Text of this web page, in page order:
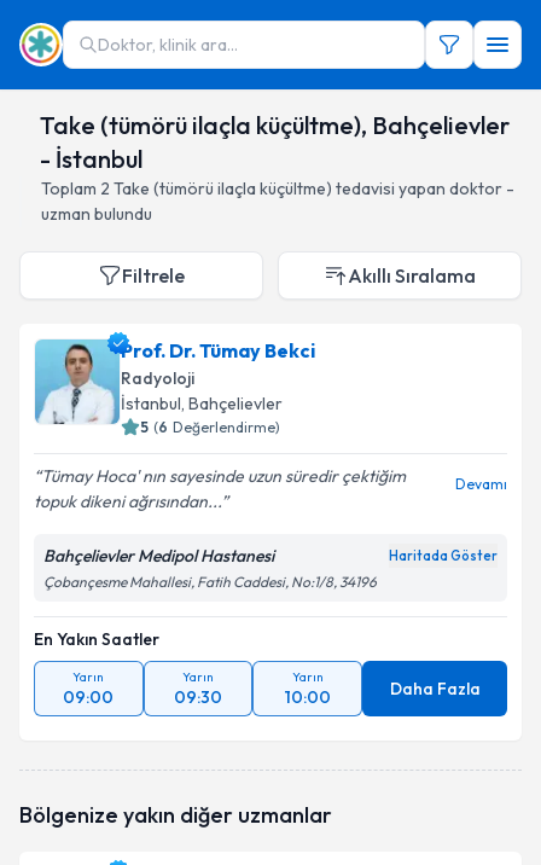
Doktor, klinik ara...
Take (tümörü ilaçla küçültme), Bahçelievler
- İstanbul
Toplam 2 Take (tümörü ilaçla küçültme) tedavisi yapan doktor -
uzman bulundu
Filtrele Akıllı Sıralama
Prof. Dr. Tümay Bekci
Radyoloji
İstanbul, Bahçelievler
5 (6 Değerlendirme)
Tümay Hoca' nın sayesinde uzun süredir çektiğim
topuk dikeni ağrısından...
Devamı
Bahçelievler Medipol Hastanesi Haritada Göster
Çobançesme Mahallesi, Fatih Caddesi, No:1/8, 34196
En Yakın Saatler
Yarın
09:00
Yarın
09:30
Yarın
10:00 Daha Fazla
Bölgenize yakın diğer uzmanlar